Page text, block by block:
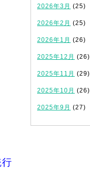
2026年3月 (25)
2026年2月 (25)
2026年1月 (26)
2025年12月 (26)
2025年11月 (29)
2025年10月 (26)
2025年9月 (27)